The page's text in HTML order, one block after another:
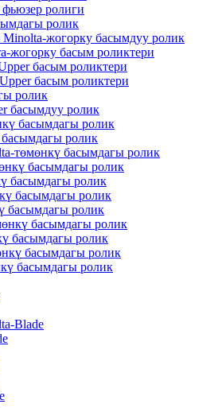
ролиги
ролик
Minolta-жогорку басымдуу ролик
жогорку басым роликтери
басым роликтери
басым роликтери
ролик
басымдуу ролик
басымдагы ролик
ролик
төмөнкү басымдагы ролик
басымдагы ролик
басымдагы ролик
басымдагы ролик
басымдагы ролик
басымдагы ролик
басымдагы ролик
басымдагы ролик
басымдагы ролик
Blade